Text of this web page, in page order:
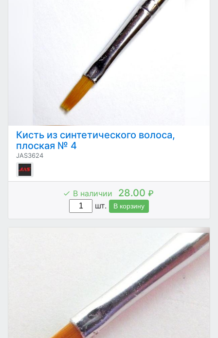
Кисть из синтетического волоса,
плоская № 4
JAS3624
В наличии 28.00 ₽
шт.
В корзину